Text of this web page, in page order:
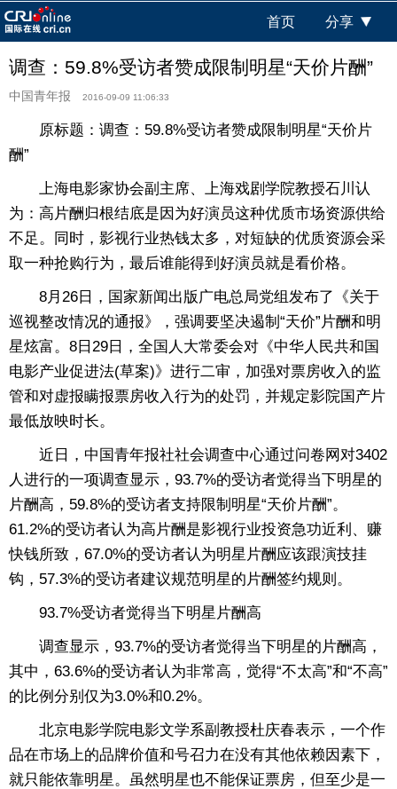
首页 分享
调查：59.8%受访者赞成限制明星“天价片酬”
中国青年报 2016-09-09 11:06:33
原标题：调查：59.8%受访者赞成限制明星“天价片
酬”
上海电影家协会副主席、上海戏剧学院教授石川认
为：高片酬归根结底是因为好演员这种优质市场资源供给
不足。同时，影视行业热钱太多，对短缺的优质资源会采
取一种抢购行为，最后谁能得到好演员就是看价格。
8月26日，国家新闻出版广电总局党组发布了《关于
巡视整改情况的通报》，强调要坚决遏制“天价”片酬和明
星炫富。8日29日，全国人大常委会对《中华人民共和国
电影产业促进法(草案)》进行二审，加强对票房收入的监
管和对虚报瞒报票房收入行为的处罚，并规定影院国产片
最低放映时长。
近日，中国青年报社社会调查中心通过问卷网对3402
人进行的一项调查显示，93.7%的受访者觉得当下明星的
片酬高，59.8%的受访者支持限制明星“天价片酬”。
61.2%的受访者认为高片酬是影视行业投资急功近利、赚
快钱所致，67.0%的受访者认为明星片酬应该跟演技挂
钩，57.3%的受访者建议规范明星的片酬签约规则。
93.7%受访者觉得当下明星片酬高
调查显示，93.7%的受访者觉得当下明星的片酬高，
其中，63.6%的受访者认为非常高，觉得“不太高”和“不高”
的比例分别仅为3.0%和0.2%。
北京电影学院电影文学系副教授杜庆春表示，一个作
品在市场上的品牌价值和号召力在没有其他依赖因素下，
就只能依靠明星。虽然明星也不能保证票房，但至少是一